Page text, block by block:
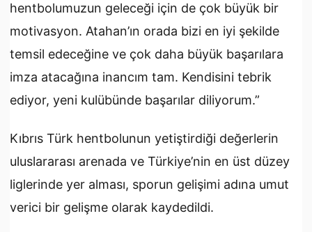
hentbolumuzun geleceği için de çok büyük bir
motivasyon. Atahan’ın orada bizi en iyi şekilde
temsil edeceğine ve çok daha büyük başarılara
imza atacağına inancım tam. Kendisini tebrik
ediyor, yeni kulübünde başarılar diliyorum.”
Kıbrıs Türk hentbolunun yetiştirdiği değerlerin
uluslararası arenada ve Türkiye’nin en üst düzey
liglerinde yer alması, sporun gelişimi adına umut
verici bir gelişme olarak kaydedildi.